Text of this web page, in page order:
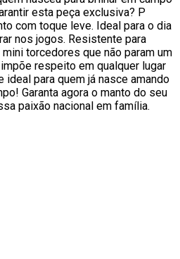
esta peça exclusiva? P
com toque leve. Ideal para o dia
nos jogos. Resistente para
torcedores que não param um
respeito em qualquer lugar
ideal para quem já nasce amando
Garanta agora o manto do seu
paixão nacional em família.